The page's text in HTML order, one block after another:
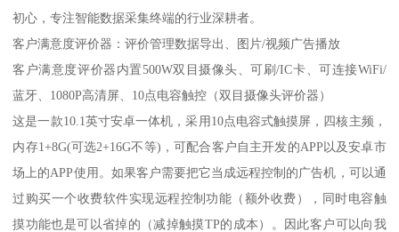
初心，专注智能数据采集终端的行业深耕者。
客户满意度评价器：评价管理数据导出、图片/视频广告播放
客户满意度评价器内置500W双目摄像头、可刷/IC卡、可连接WiFi/
蓝牙、1080P高清屏、10点电容触控（双目摄像头评价器）
这是一款10.1英寸安卓一体机，采用10点电容式触摸屏，四核主频，
内存1+8G(可选2+16G不等)，可配合客户自主开发的APP以及安卓市
场上的APP使用。如果客户需要把它当成远程控制的广告机，可以通
过购买一个收费软件实现远程控制功能（额外收费），同时电容触
摸功能也是可以省掉的（减掉触摸TP的成本）。因此客户可以向我